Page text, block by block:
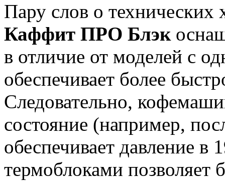
Пару слов о технических
Каффит ПРО Блэк
в отличие от моделей с
обеспечивает более
Следовательно,
состояние (например,
обеспечивает давление в
термоблоками позволяет